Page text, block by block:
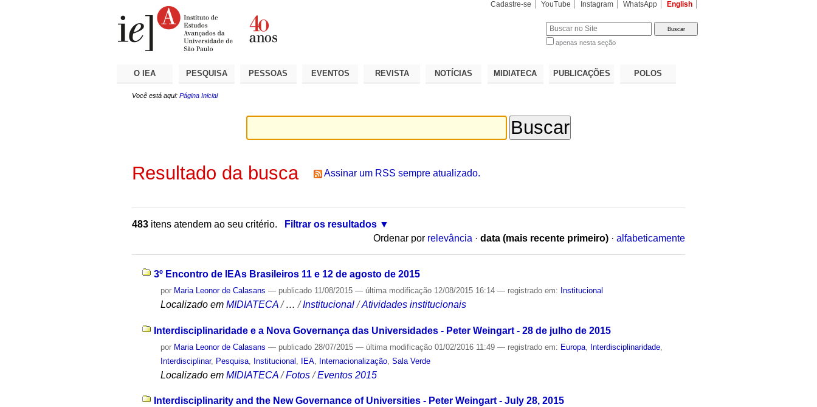
Cadastre-se YouTube Instagram WhatsApp English
apenas nesta seção
O IEA PESQUISA PESSOAS EVENTOS REVISTA NOTÍCIAS MIDIATECA PUBLICAÇÕES POLOS
Você está aqui: Página Inicial
Resultado da busca Assinar um RSS sempre atualizado.
483 itens atendem ao seu critério.
Filtrar os resultados
Ordenar por relevância · data (mais recente primeiro) · alfabeticamente
3º Encontro de IEAs Brasileiros 11 e 12 de agosto de 2015
por Maria Leonor de Calasans — publicado 11/08/2015— última modificação 12/08/2015 16:14— registrado em: Institucional
Localizado em MIDIATECA /…/Institucional /Atividades institucionais
Interdisciplinaridade e a Nova Governança das Universidades - Peter Weingart - 28 de julho de 2015
por Maria Leonor de Calasans — publicado 28/07/2015— última modificação 01/02/2016 11:49— registrado em: Europa Interdisciplinaridade
Interdisciplinar, Pesquisa Institucional IEA Internacionalização ,Sala Verde
Localizado em MIDIATECA /Fotos /Eventos 2015
Interdisciplinarity and the New Governance of Universities - Peter Weingart - July 28, 2015